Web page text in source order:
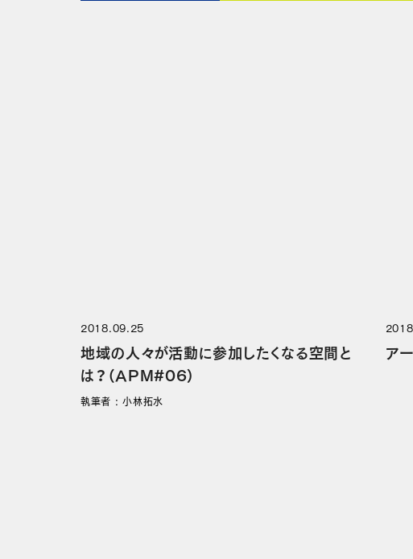
2018.09.25
地域の人々が活動に参加したくなる空間と
は？（APM#06）
執筆者 : 小林拓水
ア